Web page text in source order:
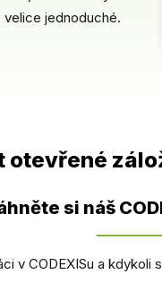
jednoduché.
otevřené
si náš
v CODEXISu a